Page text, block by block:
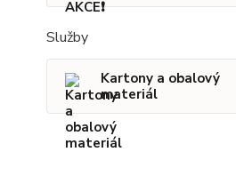
Služby
Kartony a obalový
materiál